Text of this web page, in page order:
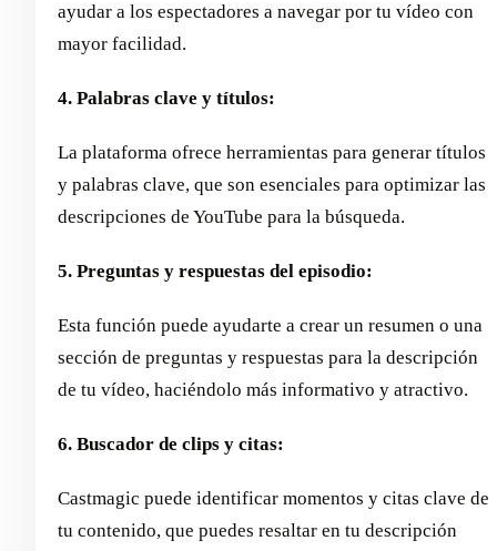
ayudar a los espectadores a navegar por tu vídeo con
mayor facilidad.
4. Palabras clave y títulos:
La plataforma ofrece herramientas para generar títulos
y palabras clave, que son esenciales para optimizar las
descripciones de YouTube para la búsqueda.
5. Preguntas y respuestas del episodio:
Esta función puede ayudarte a crear un resumen o una
sección de preguntas y respuestas para la descripción
de tu vídeo, haciéndolo más informativo y atractivo.
6. Buscador de clips y citas:
Castmagic puede identificar momentos y citas clave de
tu contenido, que puedes resaltar en tu descripción